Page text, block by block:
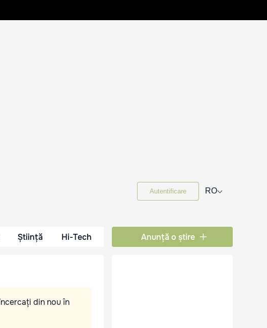
Autentificare RO⌵
Știință Hi-Tech Anunță o știre
din nou în